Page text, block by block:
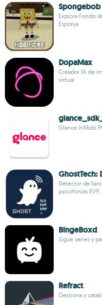
Explora Fondo
Esponja
DopaMax
Creador IA de
virtual
Glance InMobi
GhostTech:
Detector de
psicofonías EVP.
BingeBoxd
Sigue series y
Refract
Gestiona y